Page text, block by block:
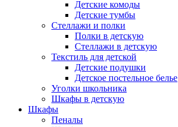
Детские комоды
Детские тумбы
Стеллажи и полки
Полки в детскую
Стеллажи в детскую
Текстиль для детской
Детские подушки
Детское постельное белье
Уголки школьника
Шкафы в детскую
Шкафы
Пеналы